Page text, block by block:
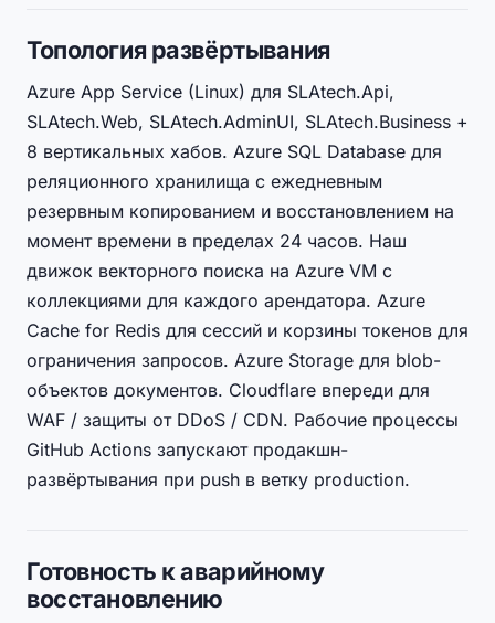
Топология развёртывания
Azure App Service (Linux) для SLAtech.Api,
SLAtech.Web, SLAtech.AdminUI, SLAtech.Business +
8 вертикальных хабов. Azure SQL Database для
реляционного хранилища с ежедневным
резервным копированием и восстановлением на
момент времени в пределах 24 часов. Наш
движок векторного поиска на Azure VM с
коллекциями для каждого арендатора. Azure
Cache for Redis для сессий и корзины токенов для
ограничения запросов. Azure Storage для blob-
объектов документов. Cloudflare впереди для
WAF / защиты от DDoS / CDN. Рабочие процессы
GitHub Actions запускают продакшн-
развёртывания при push в ветку production.
Готовность к аварийному
восстановлению